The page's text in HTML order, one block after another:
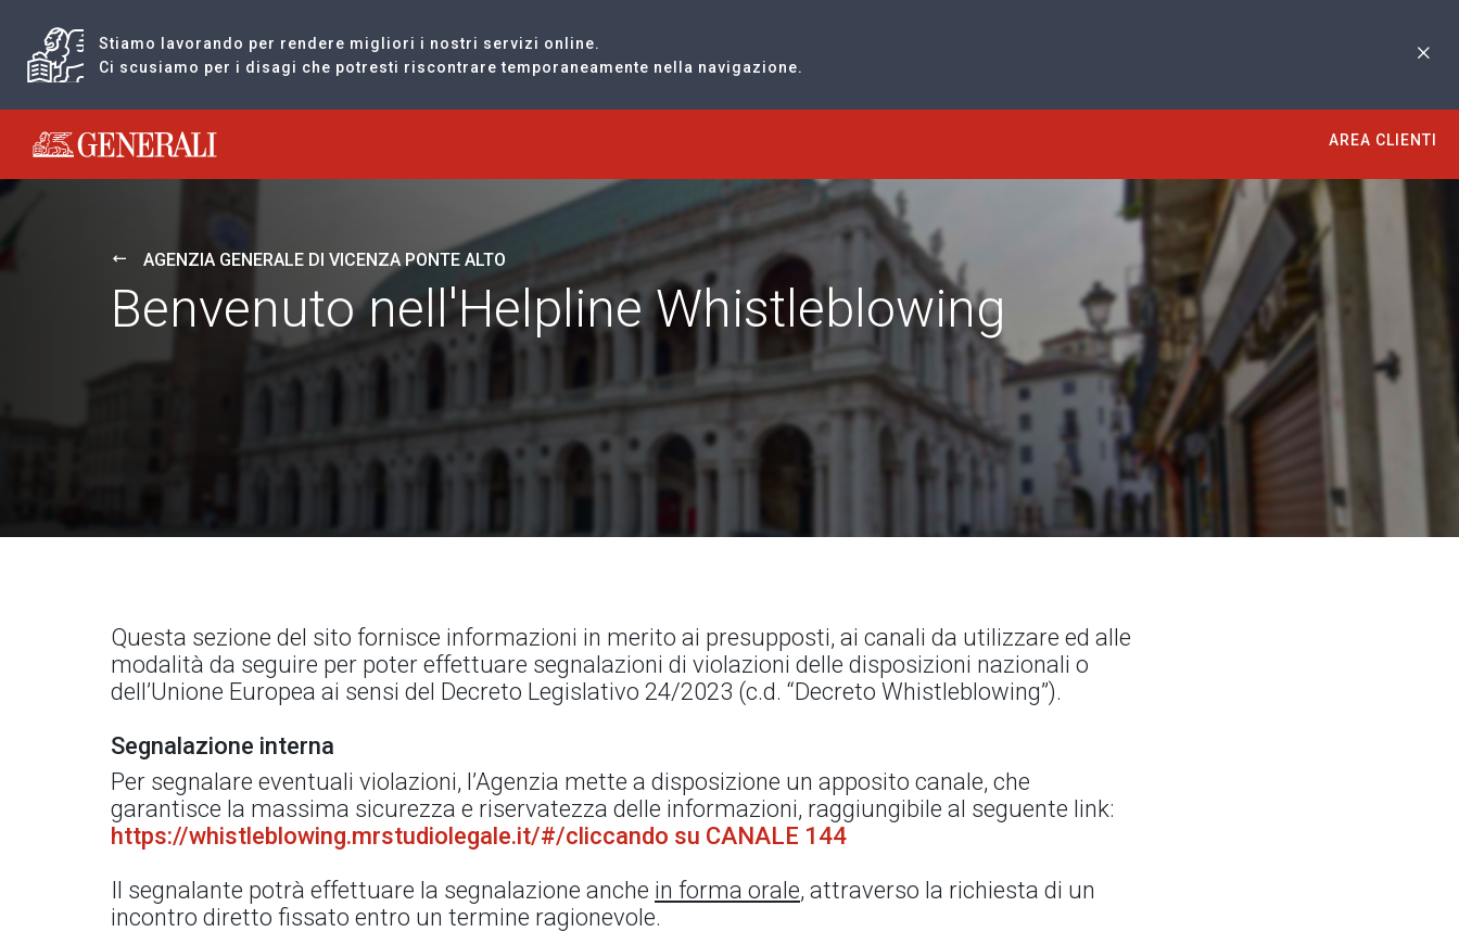
Stiamo lavorando per rendere migliori i nostri servizi online.
Ci scusiamo per i disagi che potresti riscontrare temporaneamente nella navigazione.
Generali logo
AREA CLIENTI
AGENZIA GENERALE DI VICENZA PONTE ALTO
Benvenuto nell'Helpline Whistleblowing
Questa sezione del sito fornisce informazioni in merito ai presupposti, ai canali da utilizzare ed alle
modalità da seguire per poter effettuare segnalazioni di violazioni delle disposizioni nazionali o
dell’Unione Europea ai sensi del Decreto Legislativo 24/2023 (c.d. “Decreto Whistleblowing”).
Segnalazione interna
Per segnalare eventuali violazioni, l’Agenzia mette a disposizione un apposito canale, che
garantisce la massima sicurezza e riservatezza delle informazioni, raggiungibile al seguente link:
https://whistleblowing.mrstudiolegale.it/#/cliccando su CANALE 144
Il segnalante potrà effettuare la segnalazione anche in forma orale, attraverso la richiesta di un
incontro diretto fissato entro un termine ragionevole.